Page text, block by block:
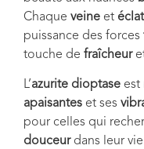
Chaque veine et éclat
puissance des forces
touche de fraîcheur
L’azurite dioptase est
apaisantes et ses
pour celles qui
douceurdans leur